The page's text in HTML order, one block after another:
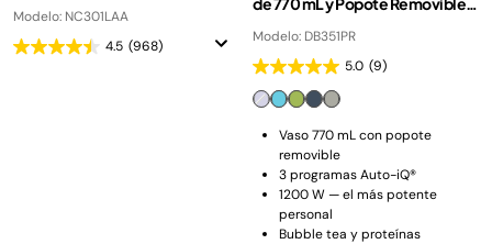
Modelo: NC301LAA
4.5 (968)
Modelo: DB351PR
5.0 (9)
Vaso 770 mL con popote
removible
3 programas Auto-iQ®
1200 W — el más potente
personal
Bubble tea y proteínas